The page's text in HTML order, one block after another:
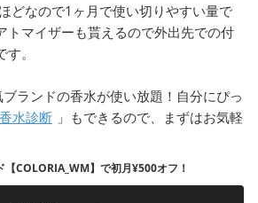
どなので1ヶ月で使い切りやすい量で
トマイザーも貰えるので外出先での付
。
ランドの香水が使い放題！自分にぴっ
香水診断 」もできるので、まずはお気軽
【COLORIA_WM】で初月¥500オフ！